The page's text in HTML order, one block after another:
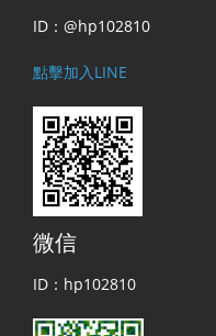
ID：@hp102810
點擊加入LINE
微信
ID：hp102810